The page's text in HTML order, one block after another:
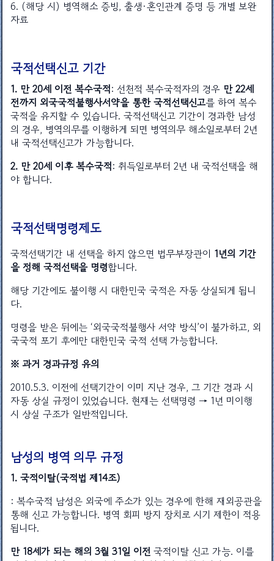
6. (해당 시) 병역해소 증빙, 출생·혼인관계 증명 등 개별 보완
자료
국적선택신고 기간
1. 만 20세 이전 복수국적: 선천적 복수국적자의 경우 만 22세
전까지 외국국적불행사서약을 통한 국적선택신고를 하여 복수
국적을 유지할 수 있습니다. 국적선택신고 기간이 경과한 남성
의 경우, 병역의무를 이행하게 되면 병역의무 해소일로부터 2년
내 국적선택신고가 가능합니다.
2. 만 20세 이후 복수국적: 취득일로부터 2년 내 국적선택을 해
야 합니다.
국적선택명령제도
국적선택기간 내 선택을 하지 않으면 법무부장관이 1년의 기간
을 정해 국적선택을 명령합니다.
해당 기간에도 불이행 시 대한민국 국적은 자동 상실되게 됩니
다.
명령을 받은 뒤에는 ‘외국국적불행사 서약 방식’이 불가하고, 외
국국적 포기 후에만 대한민국 국적 선택 가능합니다.
※ 과거 경과규정 유의
2010.5.3. 이전에 선택기간이 이미 지난 경우, 그 기간 경과 시
자동 상실 규정이 있었습니다. 현재는 선택명령 → 1년 미이행
시 상실 구조가 일반적입니다.
남성의 병역 의무 규정
1. 국적이탈(국적법 제14조)
: 복수국적 남성은 외국에 주소가 있는 경우에 한해 재외공관을
통해 신고 가능합니다. 병역 회피 방지 장치로 시기 제한이 적용
됩니다.
만 18세가 되는 해의 3월 31일 이전 국적이탈 신고 가능. 이를